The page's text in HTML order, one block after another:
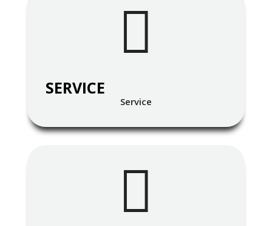

SERVICE
Service
